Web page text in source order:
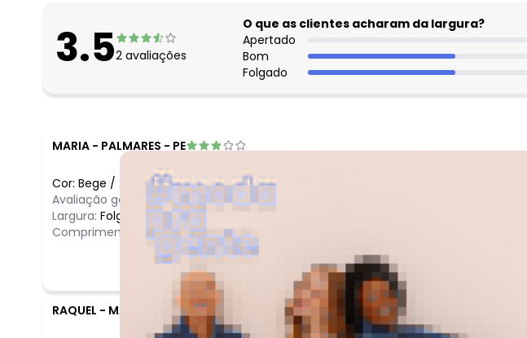
3.52 avaliações
O que as clientes acharam da largura?
Apertado
Bom
Folgado
MARIA - PALMARES - PE
Cor: Bege / 2
Avaliação geral do produto: Bom
Largura: Folgado
Comprimento:
Bom
RAQUEL - MATARACA - PB